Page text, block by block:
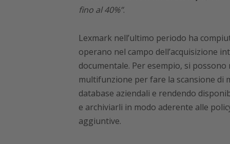
fino al 40%”.
Lexmark nell’ultimo periodo ha
operano nel campo dell’acquisizione
documentale. Per esempio, si
multifunzione per fare la scansione di
database aziendali e rendendo
e archiviarli in modo aderente alle
aggiuntive.